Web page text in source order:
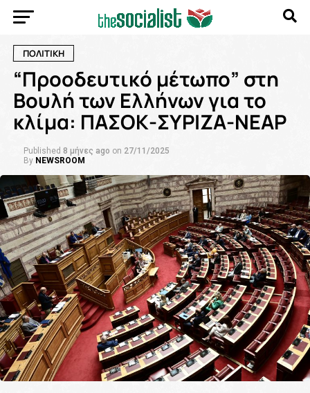
ΠΟΛΙΤΙΚΗ
“Προοδευτικό μέτωπο” στη
Βουλή των Ελλήνων για το
κλίμα: ΠΑΣΟΚ-ΣΥΡΙΖΑ-ΝΕΑΡ
Published 8 μήνες ago on 27/11/2025
By NEWSROOM